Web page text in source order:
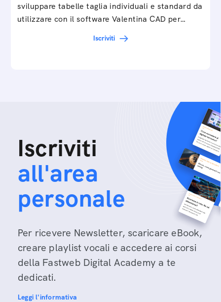
sviluppare tabelle taglia individuali e standard da
utilizzare con il software Valentina CAD per…
Iscriviti
Iscriviti
all'area
personale
Per ricevere Newsletter, scaricare eBook,
creare playlist vocali e accedere ai corsi
della Fastweb Digital Academy a te
dedicati.
Leggi l'informativa